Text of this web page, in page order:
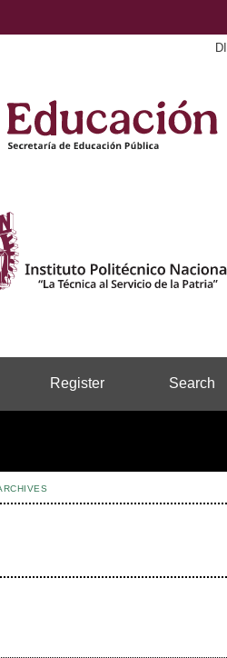
Register Search